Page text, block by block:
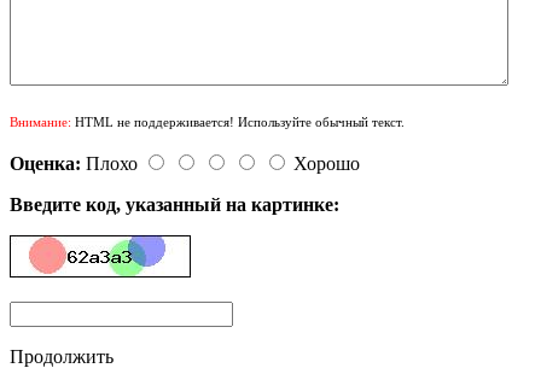
Внимание: HTML не поддерживается! Используйте обычный текст.
Оценка: Плохо
Хорошо
Введите код, указанный на картинке:
Продолжить